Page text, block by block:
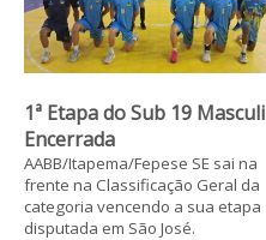
1ª Etapa do Sub 19
Encerrada
AABB/Itapema/Fepese SE sai na
frente na Classificação Geral da
categoria vencendo a sua etapa
disputada em São José.